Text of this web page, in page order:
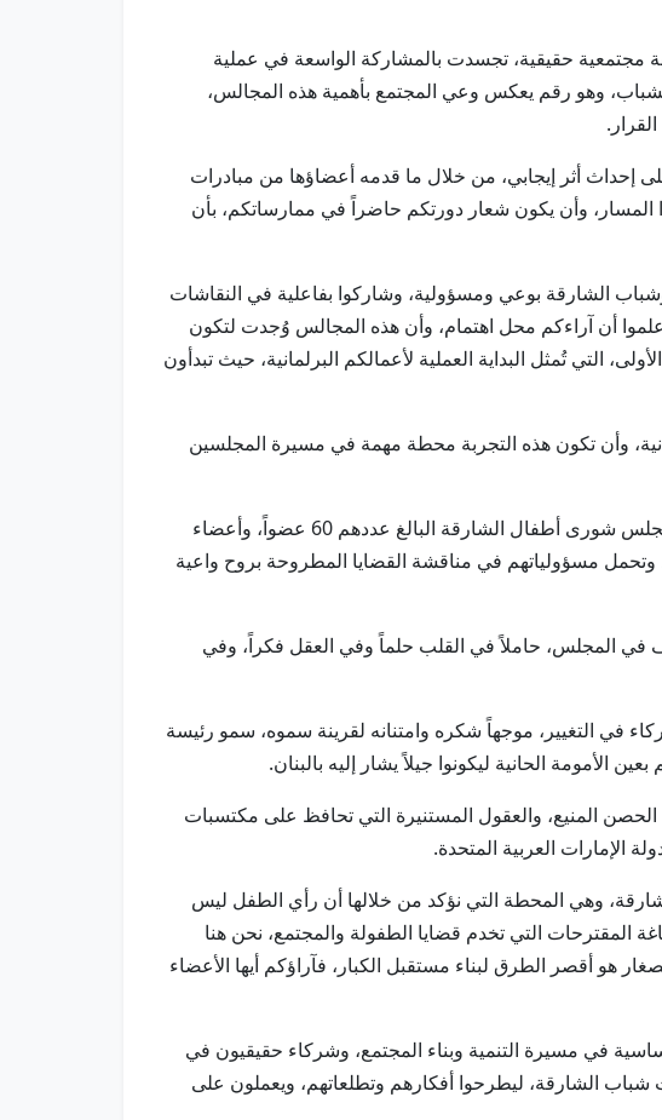
مجتمعية حقيقية، تجسدت بالمشاركة الواسعة في عملية
والشباب، وهو رقم يعكس وعي المجتمع بأهمية هذه المجالس،
أثر إيجابي، من خلال ما قدمه أعضاؤها من مبادرات
المسار، وأن يكون شعار دورتكم حاضراً في ممارساتكم، بأن
الشارقة بوعي ومسؤولية، وشاركوا بفاعلية في النقاشات
أن آراءكم محل اهتمام، وأن هذه المجالس وُجدت لتكون
التي تُمثل البداية العملية لأعمالكم البرلمانية، حيث تبدأون
وأن تكون هذه التجربة محطة مهمة في مسيرة المجلسين
وكان حفل الافتتاح قد استهل بالسلام الوطني، عقبه تلاوة آيات بينات من الذكر الحكيم، أدى بعدها أعضاء مجلس شورى أطفال الشارقة البالغ عددهم 60 عضواً، وأعضاء
بكل أمانة وإخلاص، وتحمل مسؤولياتهم في مناقشة القضايا المطروحة بروح واعية
المجلس، حاملاً في القلب حلماً وفي العقل فكراً، وفي
في التغيير، موجهاً شكره وامتنانه لقرينة سموه، سمو رئيسة
الحانية ليكونوا جيلاً يشار إليه بالبنان.
الحصن المنيع، والعقول المستنيرة التي تحافظ على مكتسبات
الإمارات العربية المتحدة.
وهي المحطة التي نؤكد من خلالها أن رأي الطفل ليس
المقترحات التي تخدم قضايا الطفولة والمجتمع، نحن هنا
هو أقصر الطرق لبناء مستقبل الكبار، فآراؤكم أيها الأعضاء
في مسيرة التنمية وبناء المجتمع، وشركاء حقيقيون في
الشارقة، ليطرحوا أفكارهم وتطلعاتهم، ويعملون على